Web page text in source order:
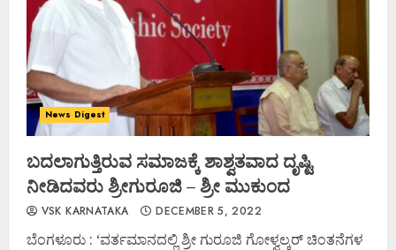
News Digest
ಬದಲಾಗುತ್ತಿರುವ ಸಮಾಜಕ್ಕೆ ಶಾಶ್ವತವಾದ ದೃಷ್ಟಿ
ನೀಡಿದವರು ಶ್ರೀಗುರೂಜಿ – ಶ್ರೀ ಮುಕುಂದ ‌
VSK KARNATAKA DECEMBER 5, 2022
ಬೆಂಗಳೂರು : ‘ವರ್ತಮಾನದಲ್ಲಿ ಶ್ರೀ ಗುರೂಜಿ ಗೋಳ್ವಲ್ಕರ್ ಚಿಂತನೆಗಳ